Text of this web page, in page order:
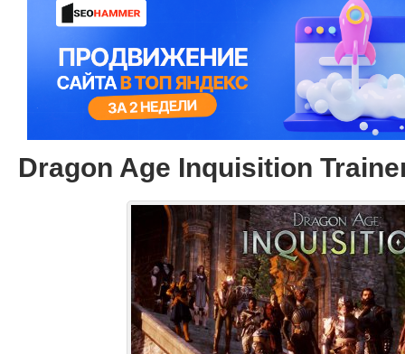
Dragon Age Inquisition